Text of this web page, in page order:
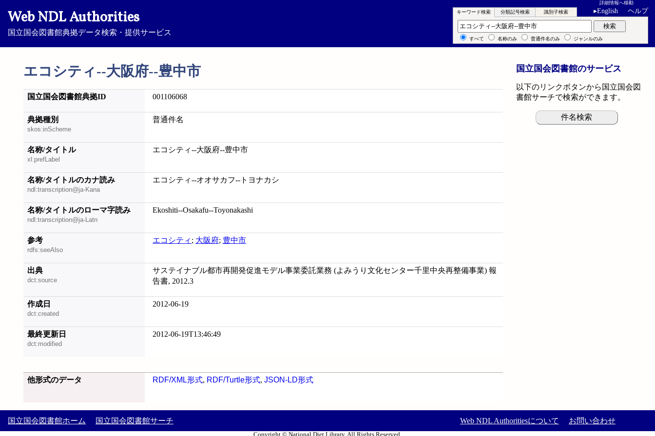
Web NDL Authorities
国立国会図書館典拠データ検索・提供サービス
詳細情報へ移動
▸English ヘルプ
エコシティ--大阪府--豊中市
キーワード検索 分類記号検索 識別子検索
キーワード検索 検索
すべて 名称のみ 普通件名のみ ジャンルのみ
国立国会図書館典拠ID 001106068
典拠種別
skos:inScheme
普通件名
名称/タイトル
xl:prefLabel
エコシティ--大阪府--豊中市
名称/タイトルのカナ読み
ndl:transcription@ja-Kana
エコシティ--オオサカフ--トヨナカシ
名称/タイトルのローマ字読み
ndl:transcription@ja-Latn
Ekoshiti--Osakafu--Toyonakashi
参考
rdfs:seeAlso
エコシティ ; 大阪府; 豊中市
出典
dct:source
サステイナブル都市再開発促進モデル事業委託業務 (よみうり文化センター千里中央再整備事業) 報
告書, 2012.3
作成日
dct:created
2012-06-19
最終更新日
dct:modified
2012-06-19T13:46:49
他形式のデータ RDF/XML形式, RDF/Turtle形式, JSON-LD形式
国立国会図書館のサービス
以下のリンクボタンから国立国会図
書館サーチで検索ができます。
件名検索
国立国会図書館ホーム 国立国会図書館サーチ Web NDL Authoritiesについて お問い合わせ